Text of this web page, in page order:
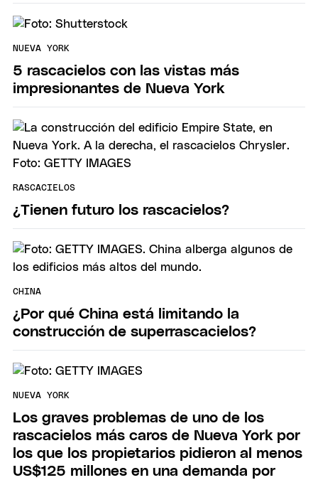
NUEVA YORK
5 rascacielos con las vistas más
impresionantes de Nueva York
RASCACIELOS
¿Tienen futuro los rascacielos?
CHINA
¿Por qué China está limitando la
construcción de superrascacielos?
NUEVA YORK
Los graves problemas de uno de los
rascacielos más caros de Nueva York por
los que los propietarios pidieron al menos
US$125 millones en una demanda por